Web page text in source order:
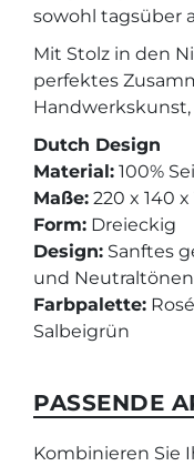
sowohl tagsüber
Mit Stolz in den
perfektes
Dutch Design
Material: 100%
Maße: 220 x 140
Form: Dreieckig
Design: Sanftes
und Neutraltönen
Farbpalette:
Salbeigrün
PASSENDE
Kombinieren Sie